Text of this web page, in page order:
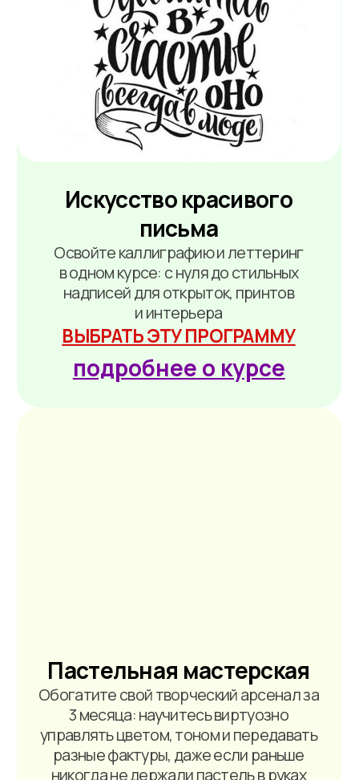
Мастер портрета:
Обучение живописи
акриловыми красками
Реалистичные портреты в разных
стилях всего за 2 месяца, даже если
никогда не рисовали людей
ВЫБРАТЬ ЭТУ ПРОГРАММУ
подробнее о курсе
«Акрил цветочная
Академия карандашного
рисунка: графика и цвет
Научитесь передавать настроение
и глубину рисунка с помощью самых
доступных инструментов — простых
и цветных карандашей.